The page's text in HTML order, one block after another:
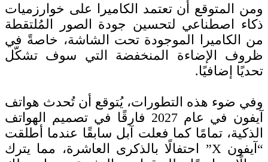
ومن المتوقع أن تعتمد الكاميرا على خوارزميات
ذكاء اصطناعي لتحسين جودة الصور المُلتقطة
من الكاميرا الموجودة تحت الشاشة، خاصةً في
ظروف الإضاءة المنخفضة التي سوف تشكّل
تحديًا إضافيًا.
وفي ضوء هذه التطورات، يُتوقع أن تُحدث هواتف
آيفون في عام 2027 فارقًا في تصميم الهواتف
الذكية، تمامًا كما فعلت آبل سابقًا عندما أطلقت
“آيفون X” احتفالًا بالذكرى العاشرة، مما يترك